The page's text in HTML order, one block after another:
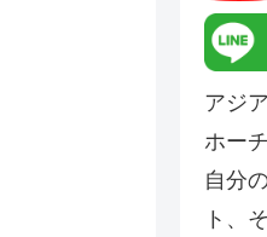
アジ
ホー
自分
ト、